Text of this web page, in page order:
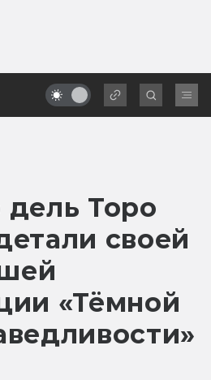
дель Торо
своей
«Тёмной